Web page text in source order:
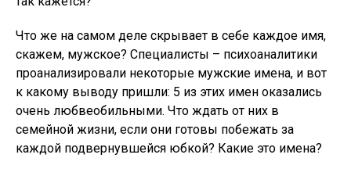
Что же на самом деле скрывает в себе каждое имя,
скажем, мужское? Специалисты – психоаналитики
проанализировали некоторые мужские имена, и вот
к какому выводу пришли: 5 из этих имен оказались
очень любвеобильными. Что ждать от них в
семейной жизни, если они готовы побежать за
каждой подвернувшейся юбкой? Какие это имена?